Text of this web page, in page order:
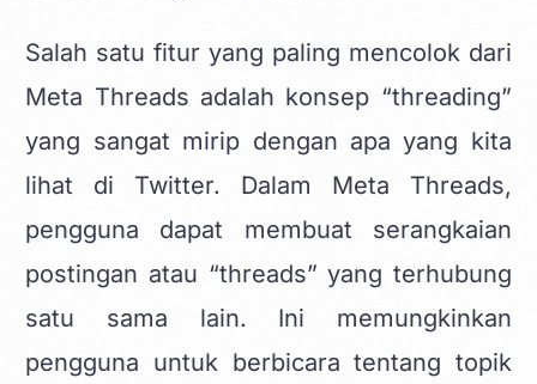
Salah satu fitur yang paling mencolok dari
Meta Threads adalah konsep “threading”
yang sangat mirip dengan apa yang kita
lihat di Twitter. Dalam Meta Threads,
pengguna dapat membuat serangkaian
postingan atau “threads” yang terhubung
satu sama lain. Ini memungkinkan
pengguna untuk berbicara tentang topik